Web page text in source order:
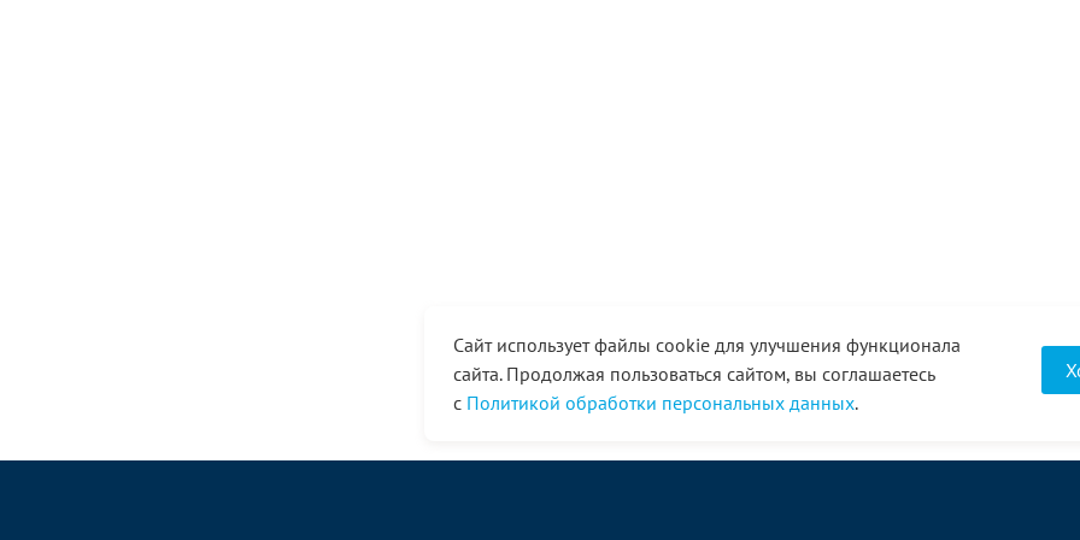
Сайт использует файлы cookie для улучшения функционала
сайта. Продолжая пользоваться сайтом, вы соглашаетесь
с Политикой обработки персональных данных.